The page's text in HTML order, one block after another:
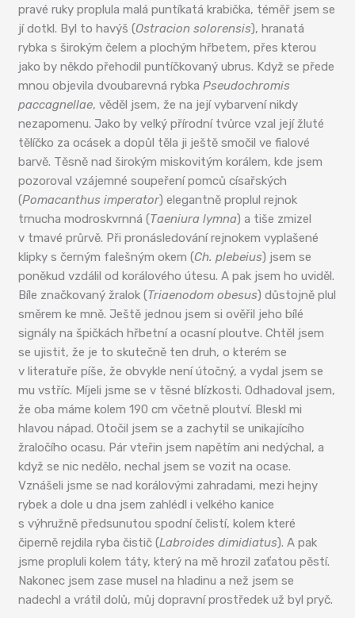
pravé ruky proplula malá puntíkatá krabička, téměř jsem se
jí dotkl. Byl to havýš (Ostracion solorensis), hranatá
rybka s širokým čelem a plochým hřbetem, přes kterou
jako by někdo přehodil puntíčkovaný ubrus. Když se přede
mnou objevila dvoubarevná rybkaPseudochromis
paccagnellae, věděl jsem, že na její vybarvení nikdy
nezapomenu. Jako by velký přírodní tvůrce vzal její žluté
tělíčko za ocásek a dopůl těla ji ještě smočil ve fialové
barvě. Těsně nad širokým miskovitým korálem, kde jsem
pozoroval vzájemné soupeření pomců císařských
(Pomacanthus imperator) elegantně proplul rejnok
trnucha modroskvrnná (Taeniura lymna) a tiše zmizel
v tmavé průrvě. Při pronásledování rejnokem vyplašené
klipky s černým falešným okem (Ch. plebeius) jsem se
poněkud vzdálil od korálového útesu. A pak jsem ho uviděl.
Bíle značkovaný žralok (Triaenodom obesus) důstojně plul
směrem ke mně. Ještě jednou jsem si ověřil jeho bílé
signály na špičkách hřbetní a ocasní ploutve. Chtěl jsem
se ujistit, že je to skutečně ten druh, o kterém se
v literatuře píše, že obvykle není útočný, a vydal jsem se
mu vstříc. Míjeli jsme se v těsné blízkosti. Odhadoval jsem,
že oba máme kolem 190 cm včetně ploutví. Bleskl mi
hlavou nápad. Otočil jsem se a zachytil se unikajícího
žraločího ocasu. Pár vteřin jsem napětím ani nedýchal, a
když se nic nedělo, nechal jsem se vozit na ocase.
Vznášeli jsme se nad korálovými zahradami, mezi hejny
rybek a dole u dna jsem zahlédl i velkého kanice
s výhružně předsunutou spodní čelistí, kolem které
čiperně rejdila ryba čistič (Labroides dimidiatus). A pak
jsme propluli kolem táty, který na mě hrozil zaťatou pěstí.
Nakonec jsem zase musel na hladinu a než jsem se
nadechl a vrátil dolů, můj dopravní prostředek už byl pryč.